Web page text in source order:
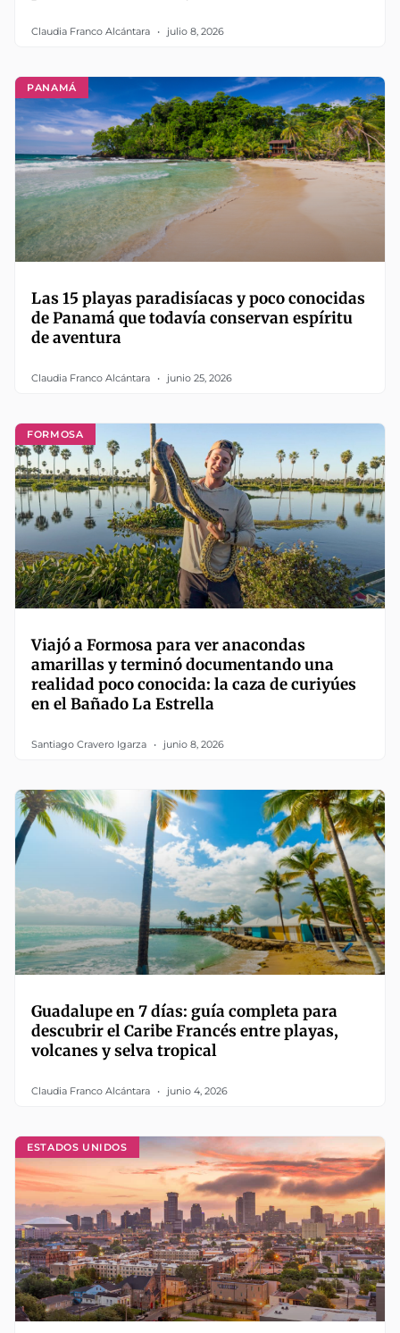
Claudia Franco Alcántara julio 8, 2026
PANAMÁ
Las 15 playas paradisíacas y poco conocidas
de Panamá que todavía conservan espíritu
de aventura
Claudia Franco Alcántara junio 25, 2026
FORMOSA
Viajó a Formosa para ver anacondas
amarillas y terminó documentando una
realidad poco conocida: la caza de curiyúes
en el Bañado La Estrella
Santiago Cravero Igarza junio 8, 2026
Guadalupe en 7 días: guía completa para
descubrir el Caribe Francés entre playas,
volcanes y selva tropical
Claudia Franco Alcántara junio 4, 2026
ESTADOS UNIDOS